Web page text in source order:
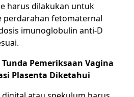
harus dilakukan untuk
perdarahan fetomaternal
imunoglobulin anti-D
Pemeriksaan Vagina
Plasenta Diketahui